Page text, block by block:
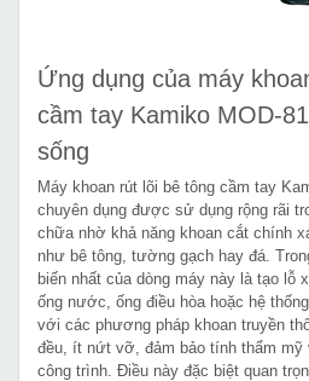
Ứng dụng của máy
cầm tay Kamiko MOD-
sống
Máy khoan rút lõi bê tông cầm tay
chuyên dụng được sử dụng rộng rãi
chữa nhờ khả năng khoan cắt chính
như bê tông, tường gạch hay đá.
biến nhất của dòng máy này là tạo lỗ
ống nước, ống điều hòa hoặc hệ
với các phương pháp khoan truyền
đều, ít nứt vỡ, đảm bảo tính thẩm mỹ
công trình. Điều này đặc biệt quan